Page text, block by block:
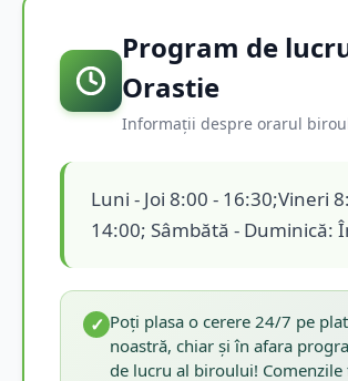
Program de
Orastie
Informații despre orarul
Luni - Joi 8:00 - 16:30;Vineri
14:00; Sâmbătă - Duminică:
✓ Poți plasa o cerere 24/7 pe
noastră, chiar și în afara
de lucru al biroului! Comenzile